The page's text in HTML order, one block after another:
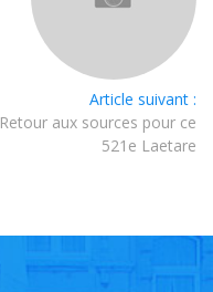
Article suivant :
Retour aux sources pour ce
521e Laetare